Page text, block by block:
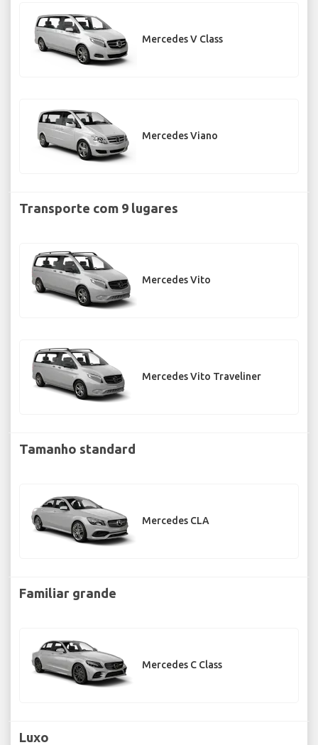
Mercedes V Class
Mercedes Viano
Transporte com 9 lugares
Mercedes Vito
Mercedes Vito Traveliner
Tamanho standard
Mercedes CLA
Familiar grande
Mercedes C Class
Luxo